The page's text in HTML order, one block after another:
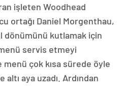
işleten Woodhead
ortağı Daniel Morgenthau,
dönümünü kutlamak için
servis etmeyi
menü çok kısa sürede öyle
aya uzadı. Ardından